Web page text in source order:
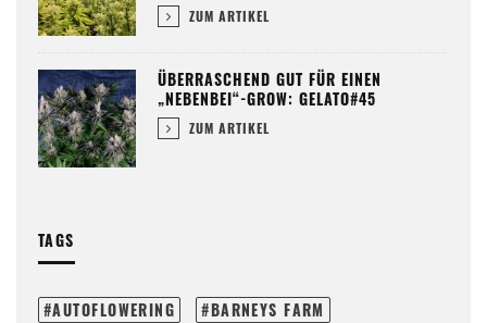
ZUM ARTIKEL
ÜBERRASCHEND GUT FÜR EINEN
„NEBENBEI“-GROW: GELATO#45
ZUM ARTIKEL
TAGS
AUTOFLOWERING
BARNEYS FARM